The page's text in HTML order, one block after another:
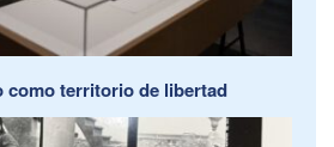
como territorio de libertad